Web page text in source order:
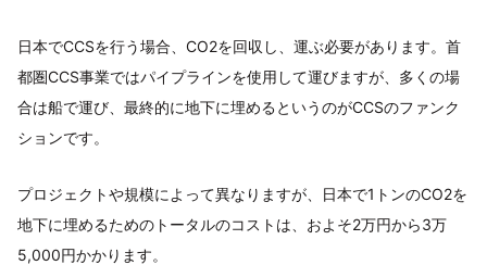
日本でCCSを行う場合、CO2を回収し、運ぶ必要があります。首
都圏CCS事業ではパイプラインを使用して運びますが、多くの場
合は船で運び、最終的に地下に埋めるというのがCCSのファンク
ションです。
プロジェクトや規模によって異なりますが、日本で1トンのCO2を
地下に埋めるためのトータルのコストは、およそ2万円から3万
5,000円かかります。